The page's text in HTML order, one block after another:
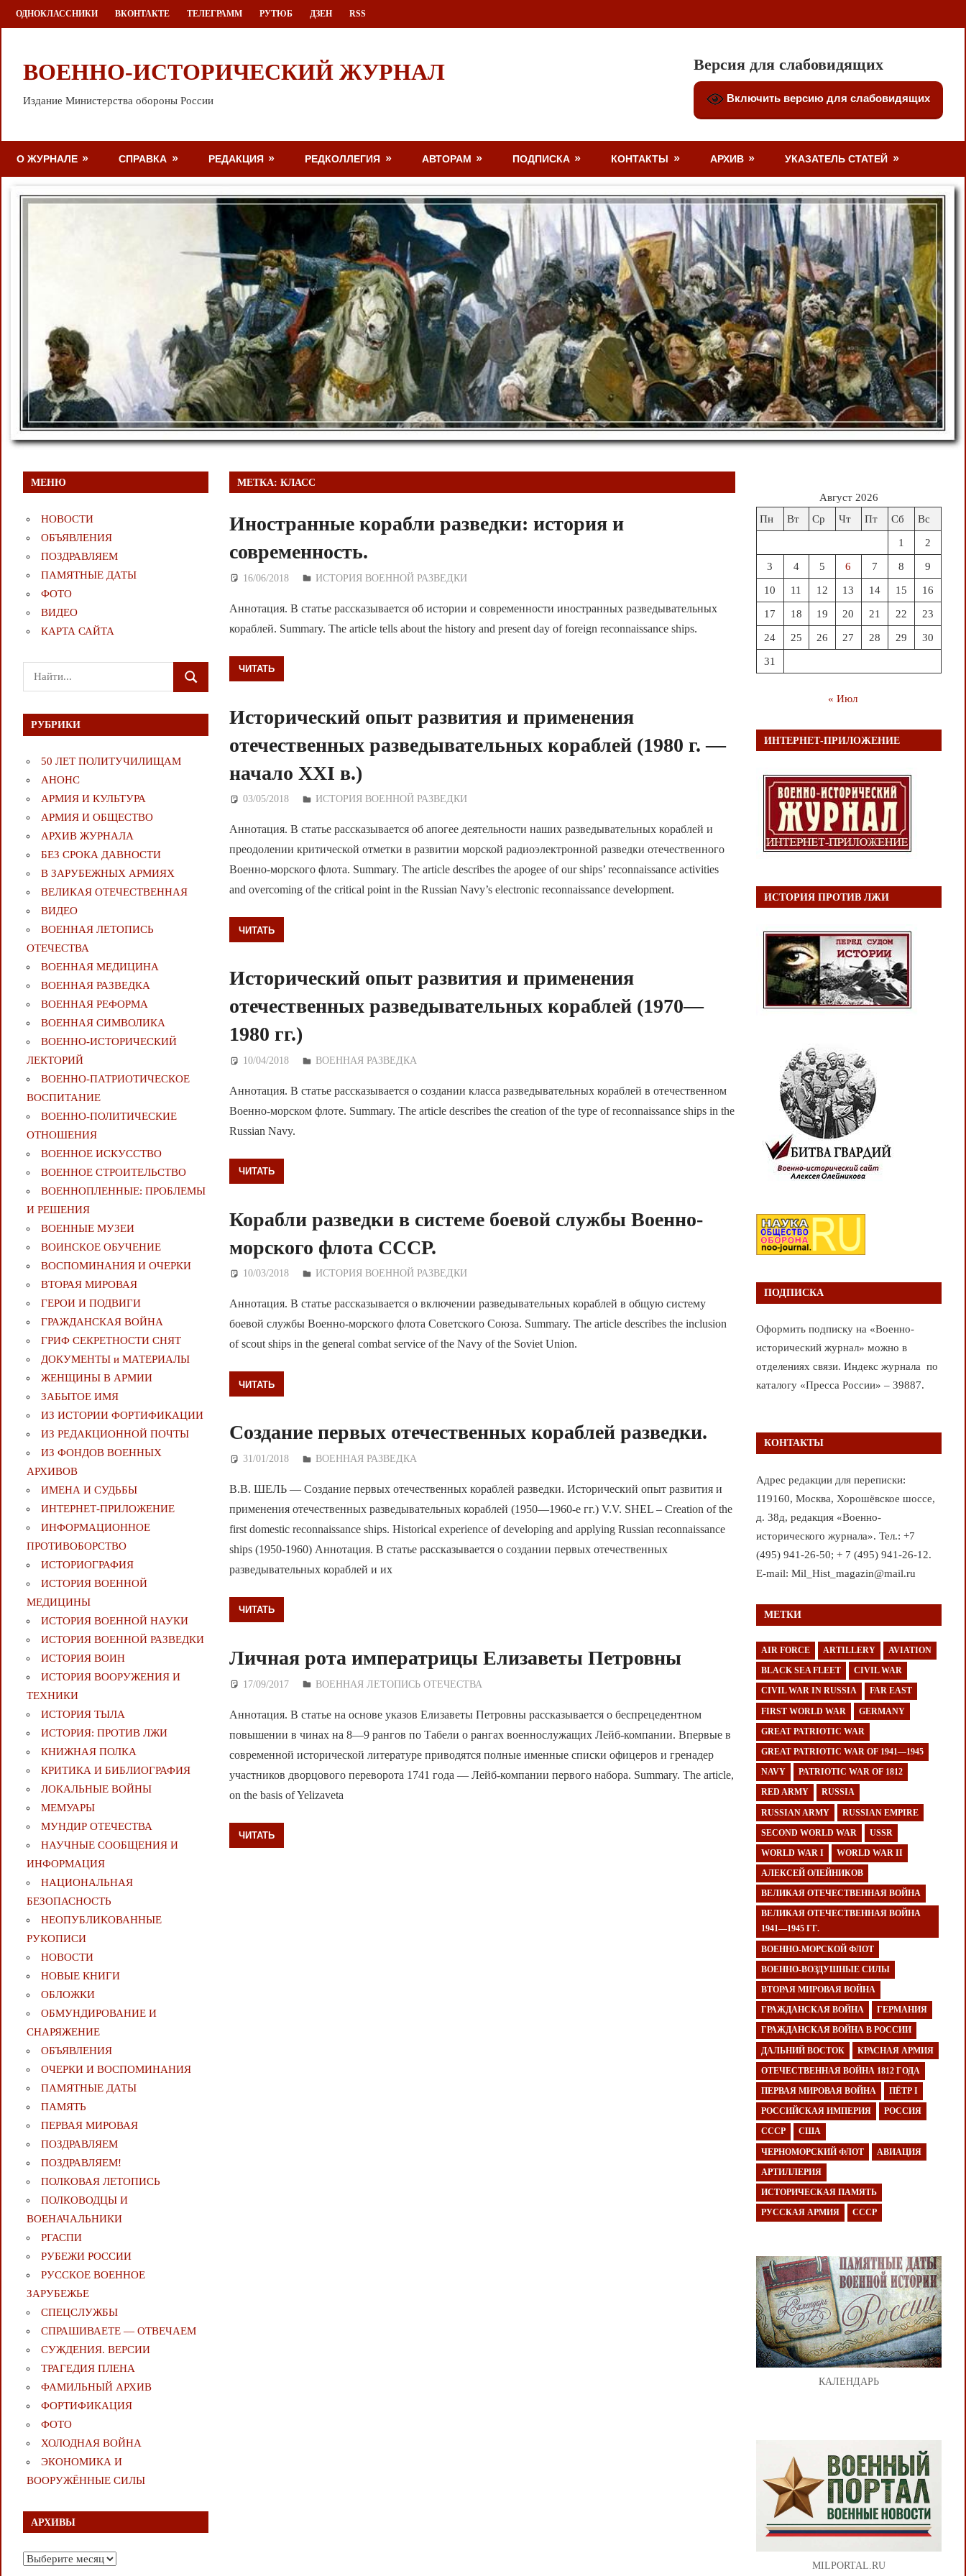
Перейти
к
ОДНОКЛАССНИКИ ВКОНТАКТЕ ТЕЛЕГРАММ РУТЮБ ДЗЕН RSS
ВОЕННО-ИСТОРИЧЕСКИЙ ЖУРНАЛ
Издание Министерства обороны России
Версия для слабовидящих
Включить версию для слабовидящих
О ЖУРНАЛЕ СПРАВКА РЕДАКЦИЯ РЕДКОЛЛЕГИЯ АВТОРАМ ПОДПИСКА КОНТАКТЫ АРХИВ УКАЗАТЕЛЬ СТАТЕЙ
МЕТКА:КЛАСС
Иностранные корабли разведки: история и
современность.
16/06/2018 Дежурный по Редакции
ИСТОРИЯ ВОЕННОЙ РАЗВЕДКИ
Аннотация. В статье рассказывается об истории и современности иностранных разведывательных
кораблей. Summary. The article tells about the history and present day of foreign reconnaissance ships.
ЧИТАТЬ
Исторический опыт развития и применения
отечественных разведывательных кораблей (1980 г. —
начало XXI в.)
03/05/2018 Дежурный по Редакции
ИСТОРИЯ ВОЕННОЙ РАЗВЕДКИ
Аннотация. В статье рассказывается об апогее деятельности наших разведывательных кораблей и
преодолении критической отметки в развитии морской радиоэлектронной разведки отечественного
Военно-морского флота. Summary. The article describes the apogee of our ships’ reconnaissance activities
and overcoming of the critical point in the Russian Navy’s electronic reconnaissance development.
ЧИТАТЬ
Исторический опыт развития и применения
отечественных разведывательных кораблей (1970—
1980 гг.)
10/04/2018 Дежурный по Редакции
ВОЕННАЯ РАЗВЕДКА
Аннотация. В статье рассказывается о создании класса разведывательных кораблей в отечественном
Военно-морском флоте. Summary. The article describes the creation of the type of reconnaissance ships in the
Russian Navy.
ЧИТАТЬ
Корабли разведки в системе боевой службы Военно-
морского флота СССР.
10/03/2018 Дежурный по Редакции
ИСТОРИЯ ВОЕННОЙ РАЗВЕДКИ
Аннотация. В статье рассказывается о включении разведывательных кораблей в общую систему
боевой службы Военно-морского флота Советского Союза. Summary. The article describes the inclusion
of scout ships in the general combat service of the Navy of the Soviet Union.
ЧИТАТЬ
Создание первых отечественных кораблей разведки.
31/01/2018 Дежурный по Редакции
ВОЕННАЯ РАЗВЕДКА
В.В. ШЕЛЬ — Создание первых отечественных кораблей разведки. Исторический опыт развития и
применения отечественных разведывательных кораблей (1950—1960-е гг.) V.V. SHEL – Creation of the
first domestic reconnaissance ships. Historical experience of developing and applying Russian reconnaissance
ships (1950-1960) Аннотация. В статье рассказывается о создании первых отечественных
разведывательных кораблей и их
ЧИТАТЬ
Личная рота императрицы Елизаветы Петровны
17/09/2017 Дежурный по Редакции
ВОЕННАЯ ЛЕТОПИСЬ ОТЕЧЕСТВА
Аннотация. В статье на основе указов Елизаветы Петровны рассказывается о беспрецедентном
повышении в чинах на 8—9 рангов по Табели о рангах военнослужащих Лейб-компании. Впервые в
современной исторической литературе приводятся полные именные списки офицеров и гренадер
участников дворцового переворота 1741 года — Лейб-компании первого набора. Summary. The article,
on the basis of Yelizaveta
ЧИТАТЬ
МЕНЮ
НОВОСТИ
ОБЪЯВЛЕНИЯ
ПОЗДРАВЛЯЕМ
ПАМЯТНЫЕ ДАТЫ
ФОТО
ВИДЕО
КАРТА САЙТА
Поиск
для:
ПОИСК
РУБРИКИ
50 ЛЕТ ПОЛИТУЧИЛИЩАМ
АНОНС
АРМИЯ И КУЛЬТУРА
АРМИЯ И ОБЩЕСТВО
АРХИВ ЖУРНАЛА
БЕЗ СРОКА ДАВНОСТИ
В ЗАРУБЕЖНЫХ АРМИЯХ
ВЕЛИКАЯ ОТЕЧЕСТВЕННАЯ
ВИДЕО
ВОЕННАЯ ЛЕТОПИСЬ
ОТЕЧЕСТВА
ВОЕННАЯ МЕДИЦИНА
ВОЕННАЯ РАЗВЕДКА
ВОЕННАЯ РЕФОРМА
ВОЕННАЯ СИМВОЛИКА
ВОЕННО-ИСТОРИЧЕСКИЙ
ЛЕКТОРИЙ
ВОЕННО-ПАТРИОТИЧЕСКОЕ
ВОСПИТАНИЕ
ВОЕННО-ПОЛИТИЧЕСКИE
ОТНОШЕНИЯ
ВОЕННОЕ ИСКУССТВО
ВОЕННОЕ СТРОИТЕЛЬСТВО
ВОЕННОПЛЕННЫЕ: ПРОБЛЕМЫ
И РЕШЕНИЯ
ВОЕННЫЕ МУЗЕИ
ВОИНСКОЕ ОБУЧЕНИЕ
ВОСПОМИНАНИЯ И ОЧЕРКИ
ВТОРАЯ МИРОВАЯ
ГЕРОИ И ПОДВИГИ
ГРАЖДАНСКАЯ ВОЙНА
ГРИФ СЕКРЕТНОСТИ СНЯТ
ДОКУМЕНТЫ и МАТЕРИАЛЫ
ЖЕНЩИНЫ В АРМИИ
ЗАБЫТОЕ ИМЯ
ИЗ ИСТОРИИ ФОРТИФИКАЦИИ
ИЗ РЕДАКЦИОННОЙ ПОЧТЫ
ИЗ ФОНДОВ ВОЕННЫХ
АРХИВОВ
ИМЕНА И СУДЬБЫ
ИНТЕРНЕТ-ПРИЛОЖЕНИЕ
ИНФОРМАЦИОННОЕ
ПРОТИВОБОРСТВО
ИСТОРИОГРАФИЯ
ИСТОРИЯ ВОЕННОЙ
МЕДИЦИНЫ
ИСТОРИЯ ВОЕННОЙ НАУКИ
ИСТОРИЯ ВОЕННОЙ РАЗВЕДКИ
ИСТОРИЯ ВОИН
ИСТОРИЯ ВООРУЖЕНИЯ И
ТЕХНИКИ
ИСТОРИЯ ТЫЛА
ИСТОРИЯ: ПРОТИВ ЛЖИ
КНИЖНАЯ ПОЛКА
КРИТИКА И БИБЛИОГРАФИЯ
ЛОКАЛЬНЫЕ ВОЙНЫ
МЕМУАРЫ
МУНДИР ОТЕЧЕСТВА
НАУЧНЫЕ СООБЩЕНИЯ И
ИНФОРМАЦИЯ
НАЦИОНАЛЬНАЯ
БЕЗОПАСНОСТЬ
НЕОПУБЛИКОВАННЫЕ
РУКОПИСИ
НОВОСТИ
НОВЫЕ КНИГИ
ОБЛОЖКИ
ОБМУНДИРОВАНИЕ И
СНАРЯЖЕНИЕ
ОБЪЯВЛЕНИЯ
ОЧЕРКИ И ВОСПОМИНАНИЯ
ПАМЯТНЫЕ ДАТЫ
ПАМЯТЬ
ПЕРВАЯ МИРОВАЯ
ПОЗДРАВЛЯЕМ
ПОЗДРАВЛЯЕМ!
ПОЛКОВАЯ ЛЕТОПИСЬ
ПОЛКОВОДЦЫ И
ВОЕНАЧАЛЬНИКИ
РГАСПИ
РУБЕЖИ РОССИИ
РУССКОЕ ВОЕННОЕ
ЗАРУБЕЖЬЕ
СПЕЦСЛУЖБЫ
СПРАШИВАЕТЕ — ОТВЕЧАЕМ
СУЖДЕНИЯ. ВЕРСИИ
ТРАГЕДИЯ ПЛЕНА
ФАМИЛЬНЫЙ АРХИВ
ФОРТИФИКАЦИЯ
ФОТО
ХОЛОДНАЯ ВОЙНА
ЭКОНОМИКА И
ВООРУЖЁННЫЕ СИЛЫ
АРХИВЫ
Архивы
Август 2026
Пн
Вт Ср Чт Пт Сб Вс
1 2
3 4 5 6 7 8 9
10 11 12 13 14 15 16
17 18 19 20 21 22 23
24 25 26 27 28 29 30
31
« Июл
ИНТЕРНЕТ-ПРИЛОЖЕНИЕ
ИСТОРИЯ ПРОТИВ ЛЖИ
ПОДПИСКА
Оформить подписку на «Военно-
исторический журнал» можно в
отделениях связи. Индекс журнала по
каталогу «Пресса России» – 39887.
КОНТАКТЫ
Адрес редакции для переписки:
119160, Москва, Хорошёвское шоссе,
д. 38д, редакция «Военно-
исторического журнала». Тел.: +7
(495) 941-26-50; + 7 (495) 941-26-12.
E-mail: Mil_Hist_magazin@mail.ru
МЕТКИ
AIR FORCE ARTILLERY AVIATION
BLACK SEA FLEET CIVIL WAR
CIVIL WAR IN RUSSIA FAR EAST
FIRST WORLD WAR GERMANY
GREAT PATRIOTIC WAR
GREAT PATRIOTIC WAR OF 1941—1945
NAVY PATRIOTIC WAR OF 1812
RED ARMY RUSSIA
RUSSIAN ARMY RUSSIAN EMPIRE
SECOND WORLD WAR USSR
WORLD WAR I WORLD WAR II
АЛЕКСЕЙ ОЛЕЙНИКОВ
ВЕЛИКАЯ ОТЕЧЕСТВЕННАЯ ВОЙНА
ВЕЛИКАЯ ОТЕЧЕСТВЕННАЯ ВОЙНА
1941—1945 ГГ.
ВОЕННО-МОРСКОЙ ФЛОТ
ВОЕННО-ВОЗДУШНЫЕ СИЛЫ
ВТОРАЯ МИРОВАЯ ВОЙНА
ГРАЖДАНСКАЯ ВОЙНА ГЕРМАНИЯ
ГРАЖДАНСКАЯ ВОЙНА В РОССИИ
ДАЛЬНИЙ ВОСТОК КРАСНАЯ АРМИЯ
ОТЕЧЕСТВЕННАЯ ВОЙНА 1812 ГОДА
ПЕРВАЯ МИРОВАЯ ВОЙНА ПЁТР I
РОССИЙСКАЯ ИМПЕРИЯ РОССИЯ
СССР США
ЧЕРНОМОРСКИЙ ФЛОТ АВИАЦИЯ
АРТИЛЛЕРИЯ
ИСТОРИЧЕСКАЯ ПАМЯТЬ
РУССКАЯ АРМИЯ СССР
КАЛЕНДАРЬ
MILPORTAL.RU